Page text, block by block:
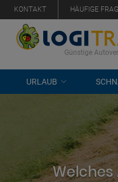
KONTAKT HÄUFIGE
Günstige
URLAUB